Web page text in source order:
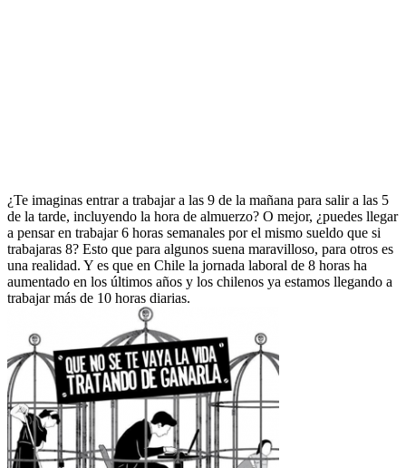
¿Te imaginas entrar a trabajar a las 9 de la mañana para salir a las 5
de la tarde, incluyendo la hora de almuerzo? O mejor, ¿puedes llegar
a pensar en trabajar 6 horas semanales por el mismo sueldo que si
trabajaras 8? Esto que para algunos suena maravilloso, para otros es
una realidad. Y es que en Chile la jornada laboral de 8 horas ha
aumentado en los últimos años y los chilenos ya estamos llegando a
trabajar más de 10 horas diarias.